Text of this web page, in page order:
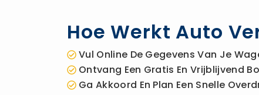
Hoe Werkt Auto
Vul Online De Gegevens Van Je
Ontvang Een Gratis En Vrijblijvend
Ga Akkoord En Plan Een Snelle